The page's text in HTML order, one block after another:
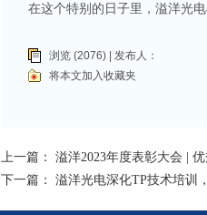
在这个特别的日子里，溢洋光
浏览 (2076) | 发布人：
将本文加入收藏夹
上一篇： 溢洋2023年度表彰大会 |
下一篇： 溢洋光电深化TP技术培训